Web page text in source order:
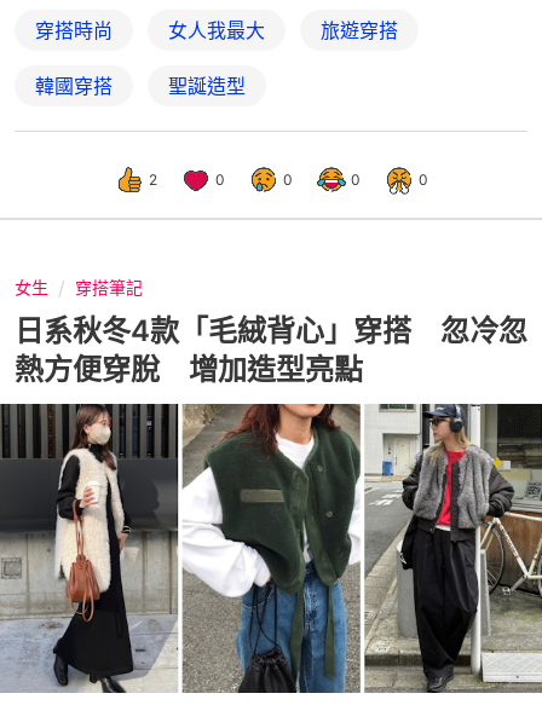
穿搭時尚 女人我最大 旅遊穿搭
韓國穿搭 聖誕造型
2 0 0 0 0
女生 穿搭筆記
日系秋冬4款「毛絨背心」穿搭 忽冷忽
熱方便穿脫 增加造型亮點